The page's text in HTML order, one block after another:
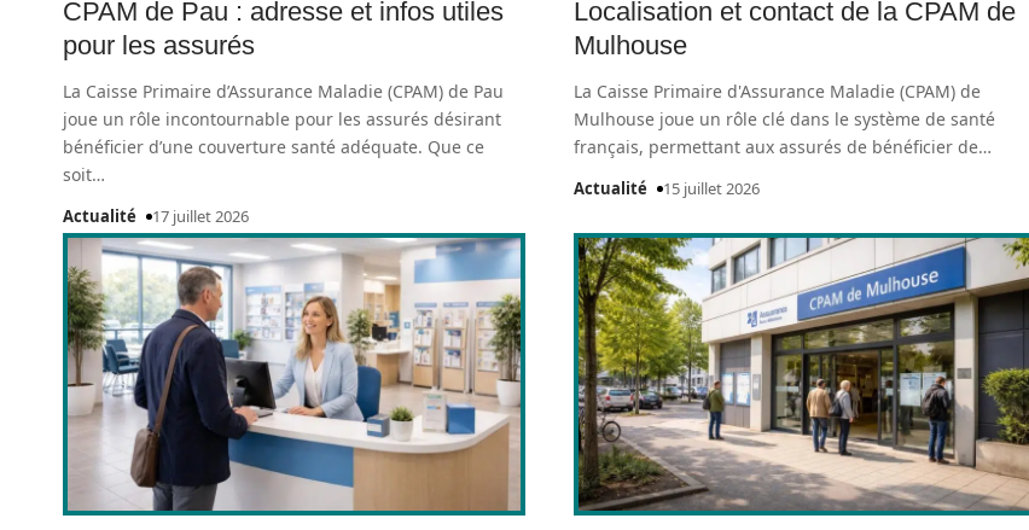
CPAM de Pau : adresse et infos utiles
pour les assurés
La Caisse Primaire d’Assurance Maladie (CPAM) de Pau
joue un rôle incontournable pour les assurés désirant
bénéficier d’une couverture santé adéquate. Que ce
soit…
Actualité 17 juillet 2026
Localisation et contact de la CPAM de
Mulhouse
La Caisse Primaire d'Assurance Maladie (CPAM) de
Mulhouse joue un rôle clé dans le système de santé
français, permettant aux assurés de bénéficier de…
Actualité 15 juillet 2026